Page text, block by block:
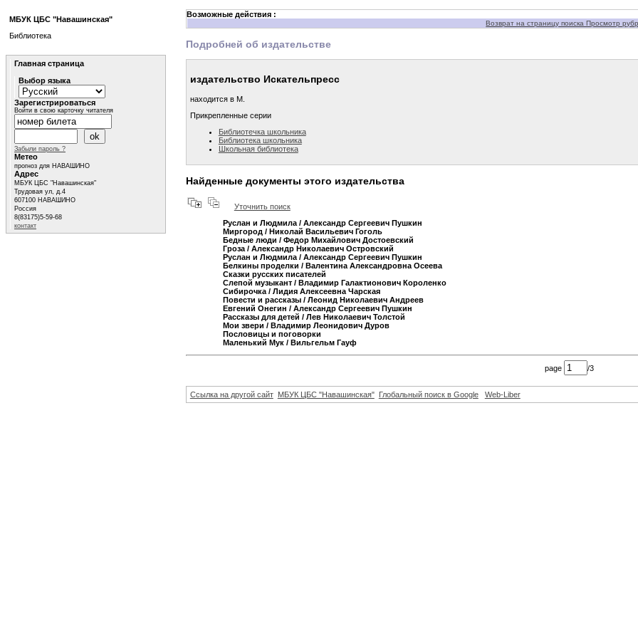
Возможные действия :
Возврат на страницу поиска Просмотр
Подробней об издательстве
издательство Искательпресс
находится в М.
Прикрепленные серии
Библиотечка школьника
Библиотека школьника
Школьная библиотека
Найденные документы этого издательства
Уточнить поиск
Руслан и Людмила/ Александр Сергеевич Пушкин
Миргород / Николай Васильевич Гоголь
Бедные люди / Федор Михайлович Достоевский
Гроза/ Александр Николаевич Островский
Руслан и Людмила/ Александр Сергеевич Пушкин
Белкины проделки / Валентина Александровна Осеева
Сказки русских писателей
Слепой музыкант/ Владимир Галактионович Короленко
Сибирочка/ Лидия Алексеевна Чарская
Повести и рассказы/ Леонид Николаевич Андреев
Евгений Онегин / Александр Сергеевич Пушкин
Рассказы для детей / Лев Николаевич Толстой
Мои звери / Владимир Леонидович Дуров
Пословицы и поговорки
Маленький Мук/ Вильгельм Гауф
page /3
Ссылка на другой сайт МБУК ЦБС "Навашинская" Глобальный поиск в Google Web-Liber
МБУК ЦБС "Навашинская"
Библиотека
Главная страница
Выбор языка
Зарегистрироваться
Войти в свою карточку читателя
Забыли пароль ?
Метео
прогноз для НАВАШИНО
Адрес
МБУК ЦБС "Навашинская"
Трудовая ул, д.4
607100 НАВАШИНО
Россия
8(83175)5-59-68
контакт